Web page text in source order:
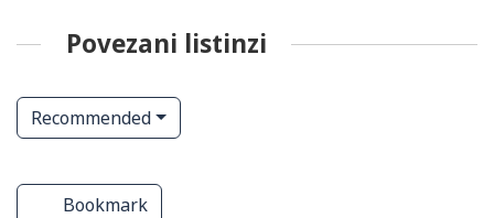
Povezani listinzi
Recommended
Bookmark